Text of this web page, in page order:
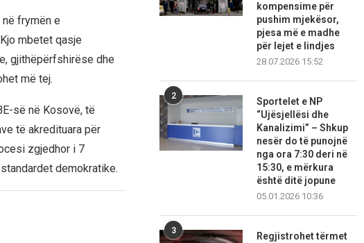
frymën e
mbetet qasje
gjithëpërfshirëse dhe
më tej.
së në Kosovë, të
të akredituara për
zgjedhor i 7
demokratike.
kompensime për
pushim mjekësor,
pjesa më e madhe
për lejet e lindjes
28.07.2026 15:52
2
Sportelet e NP
“Ujësjellësi dhe
Kanalizimi” – Shkup
nesër do të punojnë
nga ora 7:30 deri në
15:30, e mërkura
është ditë jopune
05.01.2026 10:36
3
Regjistrohet tërmet